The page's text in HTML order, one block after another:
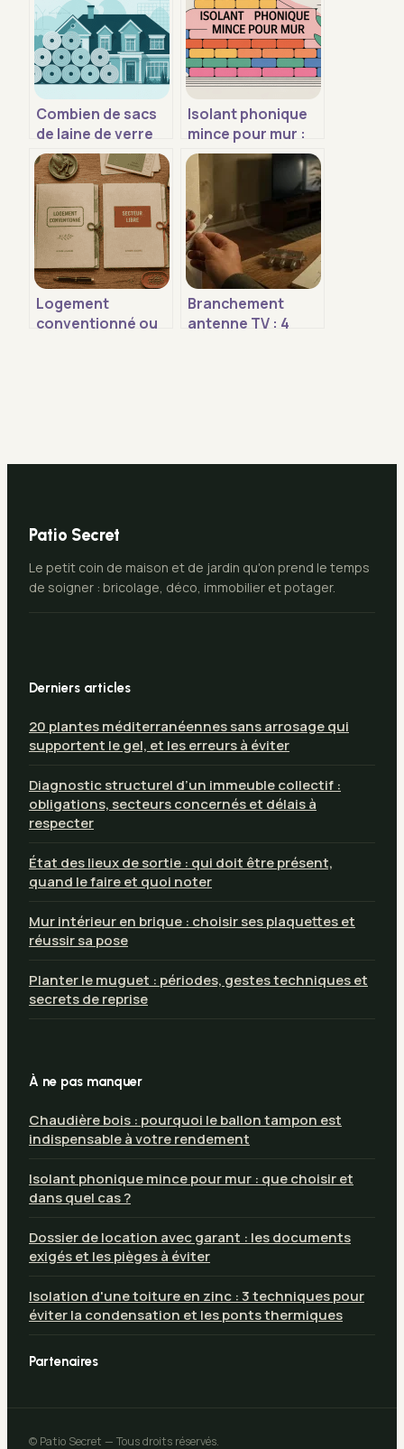
Combien de sacs
de laine de verre
pour 100 m² : le
calcul facile
Isolant phonique
mince pour mur :
que choisir et dans
quel cas ?
Logement
conventionné ou
Branchement
antenne TV : 4
Patio Secret
Le petit coin de maison et de jardin qu'on prend le temps
de soigner : bricolage, déco, immobilier et potager.
Derniers articles
20 plantes méditerranéennes sans arrosage qui
supportent le gel, et les erreurs à éviter
Diagnostic structurel d’un immeuble collectif :
obligations, secteurs concernés et délais à
respecter
État des lieux de sortie : qui doit être présent,
quand le faire et quoi noter
Mur intérieur en brique : choisir ses plaquettes et
réussir sa pose
Planter le muguet : périodes, gestes techniques et
secrets de reprise
À ne pas manquer
Chaudière bois : pourquoi le ballon tampon est
indispensable à votre rendement
Isolant phonique mince pour mur : que choisir et
dans quel cas ?
Dossier de location avec garant : les documents
exigés et les pièges à éviter
Isolation d'une toiture en zinc : 3 techniques pour
éviter la condensation et les ponts thermiques
Partenaires
© Patio Secret — Tous droits réservés.